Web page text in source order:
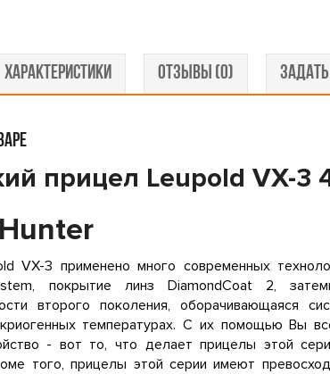
ХАРАКТЕРИСТИКИ ОТЗЫВЫ (0)
прицел Leupold VX-3
VX-3 применено много современных
покрытие линз DiamondCoat 2,
второго поколения, оборачивающаяся
температурах. С их помощью Вы
- вот то, что делает прицелы этой
того, прицелы этой серии имеют